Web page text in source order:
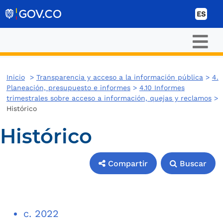
ES
Inicio> Transparencia y acceso a la información pública > 4.
Planeación, presupuesto e informes> 4.10 Informes
trimestrales sobre acceso a información, quejas y reclamos>
Histórico
Histórico
Compartir Buscar
c. 2022